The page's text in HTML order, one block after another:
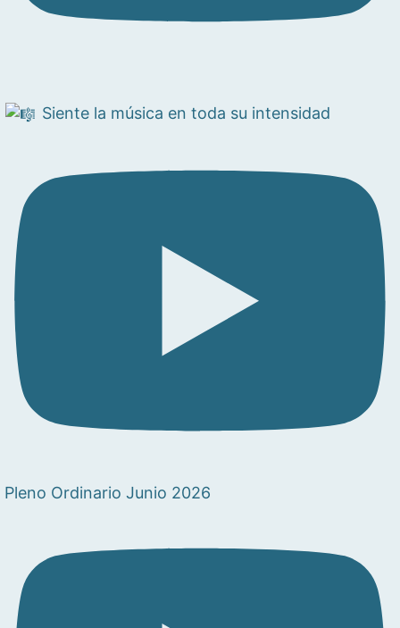
Siente la música en toda su intensidad
Pleno Ordinario Junio 2026